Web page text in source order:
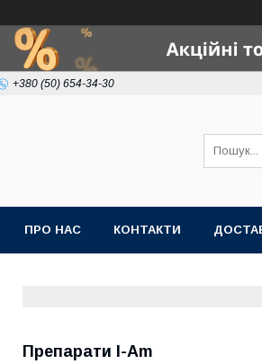
+380 (50) 654-34-30
ПРО НАС КОНТАКТИ
Препарати I-Am